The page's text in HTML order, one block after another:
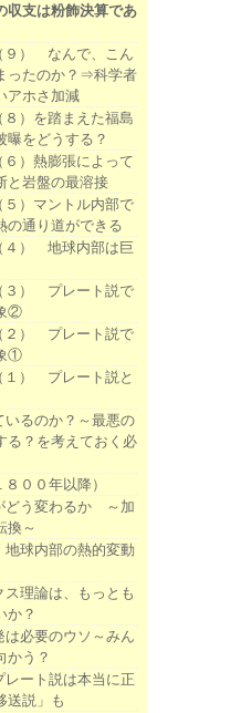
収支は粉飾決算であ
９） なんで、こん
ったのか？⇒科学者
アホさ加減
）を踏まえた福島
をどうする？
）熱膨張によって
と岩盤の最溶接
）マントル内部で
通り道ができる
４） 地球内部は巨
３） プレート説で
②
２） プレート説で
①
１） プレート説と
いるのか？～最悪の
る？を考えておく必
００年以降）
どう変わるか ～加
換～
球内部の熱的変動
理論は、もっとも
か？
必要のウソ～みん
かう？
ート説は本当に正
送説」も